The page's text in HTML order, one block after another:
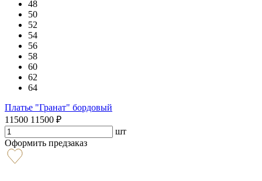
48
50
52
54
56
58
60
62
64
Платье "Гранат" бордовый
11500 11500 ₽
шт
Оформить предзаказ